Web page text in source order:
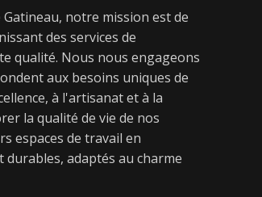
notre mission est de
des services de
qualité. Nous nous engageons
aux besoins uniques de
à l'artisanat et à la
la qualité de vie de nos
espaces de travail en
adaptés au charme